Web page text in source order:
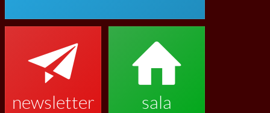

newsletter

sala